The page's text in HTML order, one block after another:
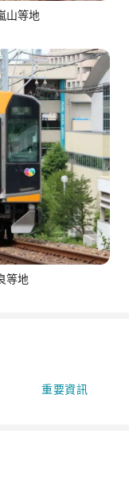
山等地
等地
重要資訊